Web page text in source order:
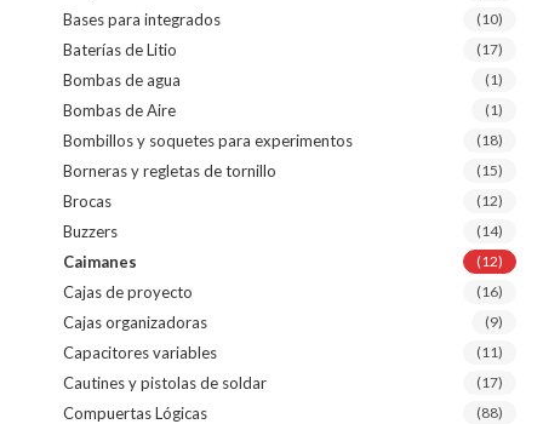
Bases para integrados (10)
Baterías de Litio (17)
Bombas de agua (1)
Bombas de Aire (1)
Bombillos y soquetes para experimentos (18)
Borneras y regletas de tornillo (15)
Brocas (12)
Buzzers (14)
Caimanes (12)
Cajas de proyecto (16)
Cajas organizadoras (9)
Capacitores variables (11)
Cautines y pistolas de soldar (17)
Compuertas Lógicas (88)